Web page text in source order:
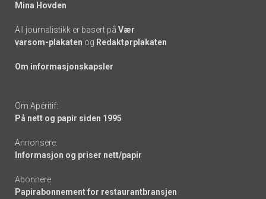
Mina Hovden
All journalistikk er basert på Vær
varsom-plakaten og Redaktørplakaten
Om informasjonskapsler
Om Apéritif:
På nett og papir siden 1995
Annonsere:
Informasjon og priser nett/papir
Abonnere:
Papirabonnement for restaurantbransjen